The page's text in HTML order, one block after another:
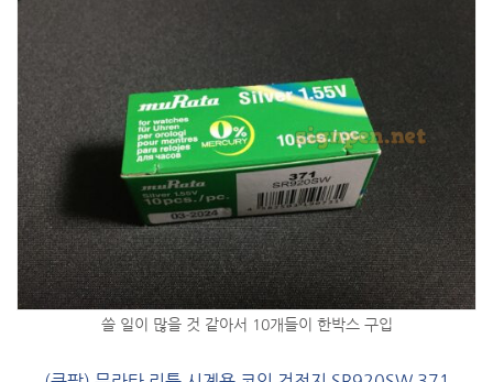
쓸 일이 많을 것 같아서 10개들이 한박스 구입